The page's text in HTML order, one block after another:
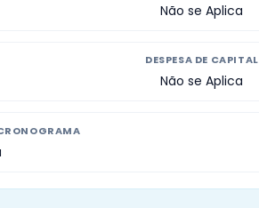
Não se Aplica
DESPESA DE CAPITAL
Não se Aplica